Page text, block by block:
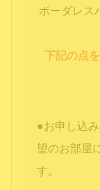
ボーダレス
下記の点
●お申し込
望のお部屋
す。